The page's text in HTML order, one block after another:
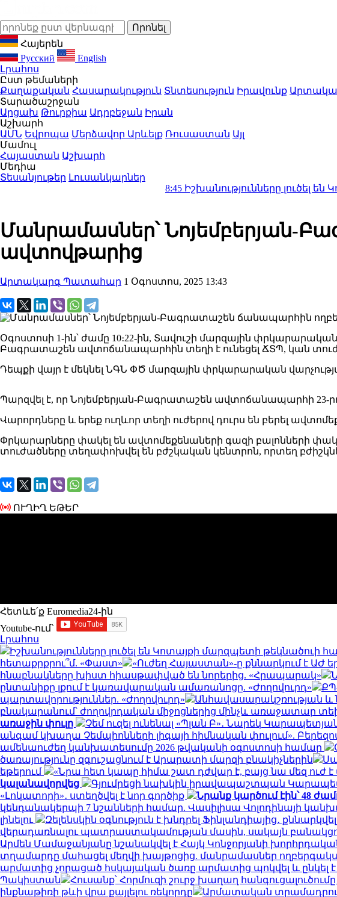
Հայերեն
Русский
English
Լրահոս
Ըստ թեմաների
Քաղաքական Հասարակություն Տնտեսություն Իրավունք
Տարածաշրջան
Արցախ Թուրքիա Ադրբեջան Իրան
Աշխարհ
ԱՄՆ Եվրոպա Մերձավոր Արևելք Ռուսաստան Այլ
Մամուլ
Հայաստան Աշխարհ
Մեդիա
Տեսանյութեր Լուսանկարներ
Իշխանությունները լուծել են Կոտայքի
Մանրամասներ՝ Նոյեմբերյան-
ավտովթարից
Արտակարգ Պատահար 1 Օգոստոս, 2025 13:43
Օգոստոսի 1-ին՝ ժամը 10։22-ին, Տավուշի մարզային
Բագրատաշեն ավտոճանապարհին տեղի է ունեցել ՃՏՊ, կան
Դեպքի վայր է մեկնել ՆԳՆ ՓԾ մարզային փրկարարական
Պարզվել է, որ Նոյեմբերյան-Բագրատաշեն ավտոճանապարհի 23-
Վարորդները և երեք ուղևոր տեղի ուժերով դուրս են բերել
Փրկարարները փակել են ավտոմեքենաների գազի բալոնների
տուժածները տեղափոխվել են բժշկական կենտրոն, որտեղ
ՈՒՂԻՂ ԵԹԵՐ
Հետևե՛ք Euromedia24-ին
Youtube-ում`
Լրահոս
Իշխանությունները լուծել են Կոտայքի մարզպետի թեկնածուի
հետաքրքրու՞մ. «Փաստ»
«Ուժեղ Հայաստան»-ը քննարկում է ԱԺ
հնաբնակները խիստ հիասթափված են նորերից. «Հրապարակ»
ընտանիքը լքում է կառավարական ամառանոցը. «Ժողովուրդ»
պարտավորություններ. «Ժողովուրդ»
Անհավասարակշռության և
բնակարանում՝ ժողովրդական միջոցներից մինչև առաջատար
առաջին փուլը
Չեմ ուզել ունենալ «Պլան Բ»․ Նարեկ
անգամ կխաղա Չեմպիոնների լիգայի հիմնական փուլում».
ամենաուժեղ կանխատեսումը 2026 թվականի օգոստոսի համար
ծառայությունը զգուշացնում է Արարատի մարզի բնակիչներին
եթերում
«Նրա հետ կապը հիմա շատ դժվար է, բայց նա մեզ ուժ
կալանավորվեց
Գյումրեցի նախկին իրավապաշտպան
«Լոկատորի»․ ստեղծվել է նոր գործիք
Նրանք կարծում էին՝ 48
կենդանակերպի 7 նշանների համար. Վասիլիսա Վոլոդինայի
լինելու
Զելենսկին օգնություն է խնդրել Ֆինլանդիայից․
վերադառնալու պատրաստակամության մասին, սակայն
Արմեն Մամաջանյանը նշանակվել է Հայկ Կոնջորյանի
տղամարդը մահացել մեղվի խայթոցից. մանրամասներ
արմատից չորացած հսկայական ծառը արմատից պոկվել և ընկել է
Պակիստան
Հուսանք՝ Հորմուզի շուրջ խաղաղ
ինքնաթիռի թևի վրա քայլելու ռեկորդը
Արմատական